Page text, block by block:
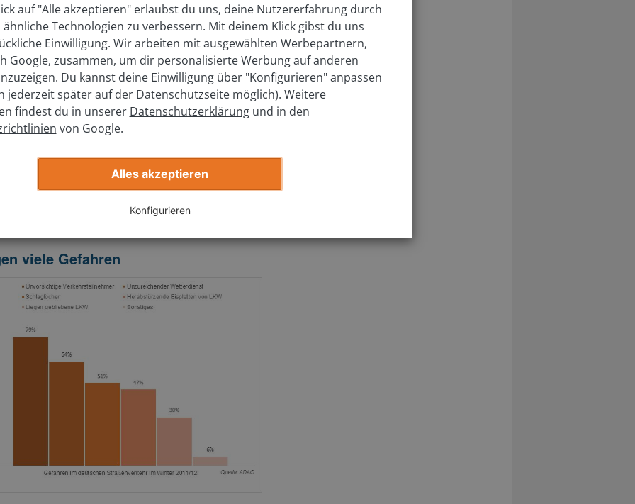
mein Auto wert?
Auto bewerten. Schnell & einfach zum Mega
zu einer gewissenhaften Vorbereitung auf den
. Gerade bei glatten Straßen ist äußerste
geboten, da die Unfallgefahr hier sehr hoch
bieten noch keinen ausreichenden Schutz vor
Checkliste bietet Dir eine Übersicht für
und erklärt außerdem, wie Du Dich bei den
verhältst.
viele Gefahren
auf "Alle akzeptieren" erlaubst du uns, deine Nutzererfahrung durch
ähnliche Technologien zu verbessern. Mit deinem Klick gibst du uns
Einwilligung. Wir arbeiten mit ausgewählten Werbepartnern,
Google, zusammen, um dir personalisierte Werbung auf anderen
Du kannst deine Einwilligung über "Konfigurieren" anpassen
jederzeit später auf der Datenschutzseite möglich). Weitere
findest du in unserer Datenschutzerklärungund in den
von Google.
Alles akzeptieren
Konfigurieren